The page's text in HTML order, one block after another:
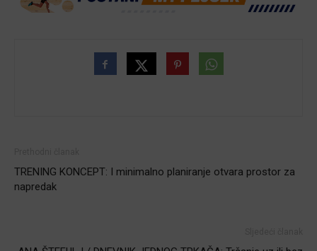
TRENING KONCEPT: I minimalno planiranje otvara prostor za
napredak